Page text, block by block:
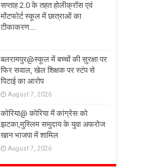
सप्ताह 2.0 के तहत होलीक्रॉस एवं
मोंटफोर्ट स्कूल में छात्राओं का
टीकाकरण….
बलरामपुर@स्कूल में बच्चों की सुरक्षा पर
फिर सवाल, खेल शिक्षक पर स्टंप से
पिटाई का आरोप
August 7, 2026
कोरिया@ कोरिया में कांग्रेस को
झटका,मुस्लिम समुदाय के युवा अफरोज
खान भाजपा में शामिल
August 7, 2026